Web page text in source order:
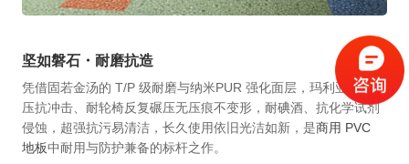
坚如磐石・耐磨抗造
凭借固若金汤的 T/P 级耐磨与纳米PUR 强化面层，玛利亚系列耐
压抗冲击、耐轮椅反复碾压无压痕不变形，耐碘酒、抗化学试剂
侵蚀，超强抗污易清洁，长久使用依旧光洁如新，是商用 PVC
地板中耐用与防护兼备的标杆之作。